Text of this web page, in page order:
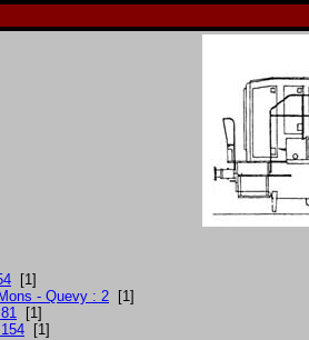
[1]
- Quevy : 2 [1]
[1]
[1]